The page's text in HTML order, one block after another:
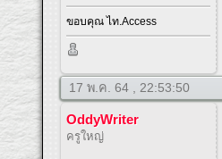
ขอบคุณ ไท.Access
17 พ.ค. 64 , 22:53:50
OddyWriter
ครูใหญ่